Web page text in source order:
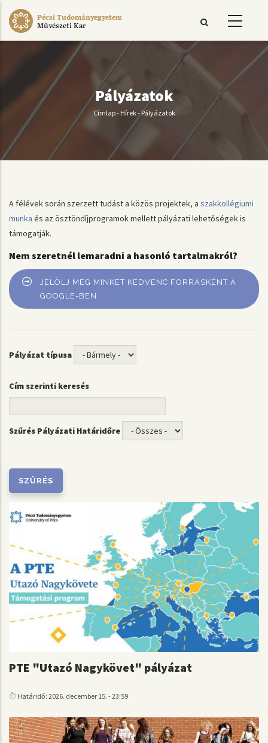
Ugrás
Pécsi Tudományegyetem
Művészeti Kar
Pályázatok
Morzsa
Címlap- Hírek-Pályázatok
A félévek során szerzett tudást a közös projektek, a szakkollégiumi
munka és az ösztöndíjprogramok mellett pályázati lehetőségek is
támogatják.
Nem szeretnél lemaradni a hasonló tartalmakról?
JELÖLJ MEG MINKET KEDVENC FORRÁSKÉNT A
GOOGLE-BEN.
Pályázat típusa
Cím szerinti keresés
Szűrés Pályázati Határidőre
PTE "Utazó Nagykövet" pályázat
Határidő: 2026. december 15. - 23:59